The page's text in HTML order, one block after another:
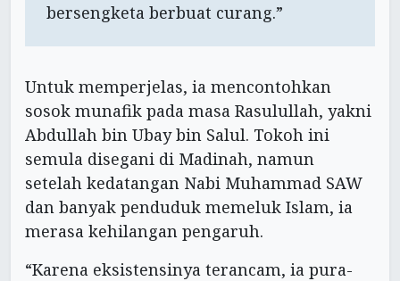
bersengketa berbuat curang.”
Untuk memperjelas, ia mencontohkan
sosok munafik pada masa Rasulullah, yakni
Abdullah bin Ubay bin Salul. Tokoh ini
semula disegani di Madinah, namun
setelah kedatangan Nabi Muhammad SAW
dan banyak penduduk memeluk Islam, ia
merasa kehilangan pengaruh.
“Karena eksistensinya terancam, ia pura-